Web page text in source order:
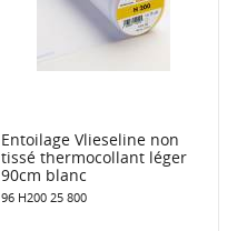
Entoilage Vlieseline non
tissé thermocollant léger
90cm blanc
96 H200 25 800